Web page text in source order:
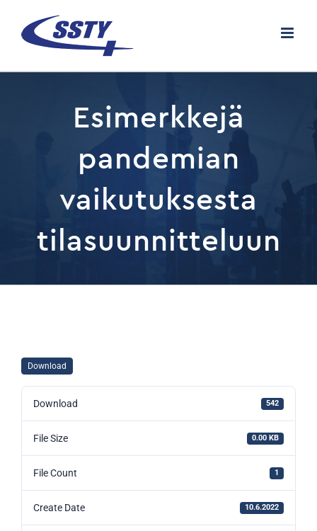
content
Esimerkkejä
pandemian
vaikutuksesta
tilasuunnitteluun
Download
Download 542
File Size 0.00 KB
File Count 1
Create Date 10.6.2022